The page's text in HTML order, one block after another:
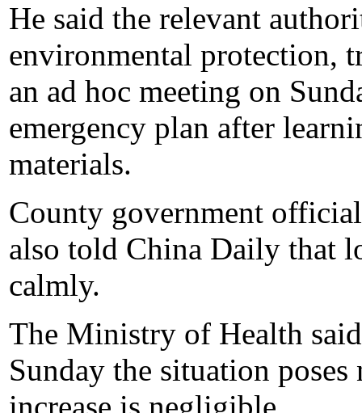
He said the relevant
environmental protection,
an ad hoc meeting on
emergency plan after
materials.
County government
also told China Daily that
calmly.
The Ministry of Health
Sunday the situation